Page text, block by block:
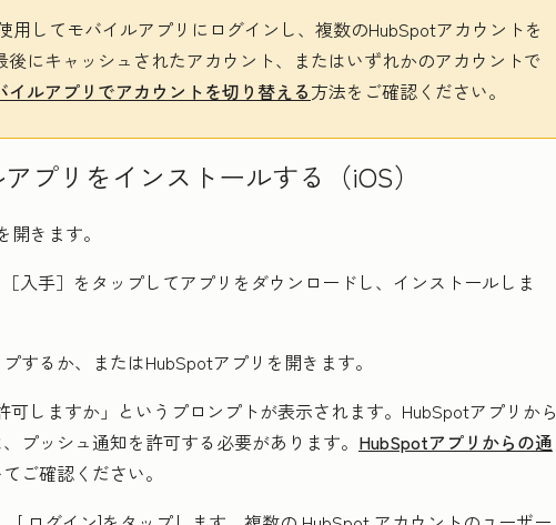
用してモバイルアプリにログインし、複数のHubSpotアカウントを
にキャッシュされたアカウント、またはいずれかのアカウントで
イルアプリでアカウントを切り替える方法をご確認ください。
プリをインストールする（iOS）
開きます。
入手］ をタップしてアプリをダウンロードし、インストールしま
するか、またはHubSpotアプリを開きます。
可しますか」 というプロンプトが表示されます。HubSpotアプリから
プッシュ通知を許可する必要があります。 HubSpotアプリからの通
ご確認ください。